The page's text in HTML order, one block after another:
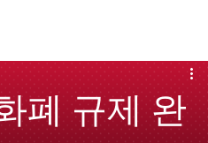
폐 규제 완